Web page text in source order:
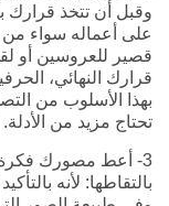
وقبل أن تتخذ قرارك
على أعماله سواء من
قصير للعروسين أو
قرارك النهائي،
بهذا الأسلوب من
تحتاج مزيد من الأدلة.
3- أعط مصورك
بالتقاطها: لأنه